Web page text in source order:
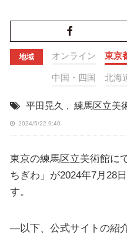
地域 オンライン 東京
中国・四国 北海
平田晃久 , 練馬区立美
2024/5/22 9:40
東京の練馬区立美術館に
ちぎわ」が2024年7月28
す。
—以下、公式サイトの紹